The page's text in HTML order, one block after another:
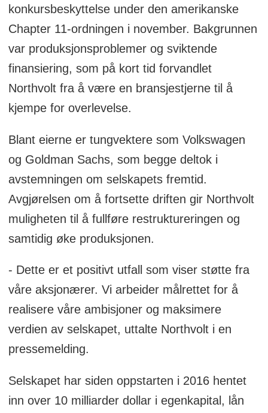
konkursbeskyttelse under den amerikanske
Chapter 11-ordningen i november. Bakgrunnen
var produksjonsproblemer og sviktende
finansiering, som på kort tid forvandlet
Northvolt fra å være en bransjestjerne til å
kjempe for overlevelse.
Blant eierne er tungvektere som Volkswagen
og Goldman Sachs, som begge deltok i
avstemningen om selskapets fremtid.
Avgjørelsen om å fortsette driften gir Northvolt
muligheten til å fullføre restruktureringen og
samtidig øke produksjonen.
- Dette er et positivt utfall som viser støtte fra
våre aksjonærer. Vi arbeider målrettet for å
realisere våre ambisjoner og maksimere
verdien av selskapet, uttalte Northvolt i en
pressemelding.
Selskapet har siden oppstarten i 2016 hentet
inn over 10 milliarder dollar i egenkapital, lån